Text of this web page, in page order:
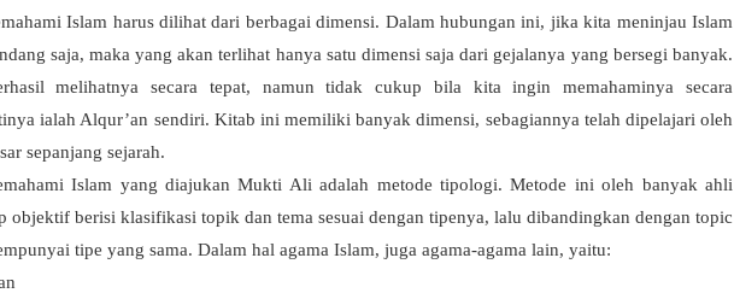
Islam harus dilihat dari berbagai dimensi. Dalam hubungan ini, jika kita meninjau Islam
saja, maka yang akan terlihat hanya satu dimensi saja dari gejalanya yang bersegi banyak.
melihatnya secara tepat, namun tidak cukup bila kita ingin memahaminya secara
ialah Alqur’an sendiri. Kitab ini memiliki banyak dimensi, sebagiannya telah dipelajari oleh
sepanjang sejarah.
Islam yang diajukan Mukti Ali adalah metode tipologi. Metode ini oleh banyak ahli
objektif berisi klasifikasi topik dan tema sesuai dengan tipenya, lalu dibandingkan dengan topic
tipe yang sama. Dalam hal agama Islam, juga agama-agama lain, yaitu: